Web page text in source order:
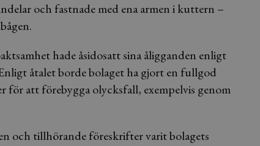
och fastnade med ena armen i kuttern –
hade åsidosatt sina åligganden enligt
åtalet borde bolaget ha gjort en fullgod
för att förebygga olycksfall, exempelvis genom
och tillhörande föreskrifter varit bolagets